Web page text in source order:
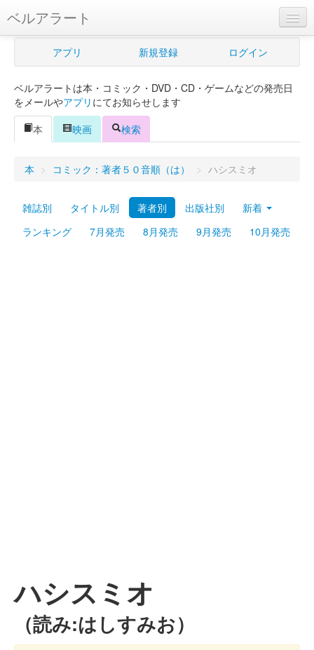
ベルアラート
ベルアラートとは
新規登録
ログイン
Myシェルフ
プレミアム
アプリ 新規登録 ログイン
ベルアラートは本・コミック・DVD・CD・ゲームなどの発売日
をメールやアプリ にてお知らせします
本
映画 検索
本 > コミック：著者５０音順（は） > ハシスミオ
雑誌別 タイトル別 著者別 出版社別
新着
ランキング
7月発売 8月発売 9月発売 10月発売
ハシスミオ
（読み:はしすみお）